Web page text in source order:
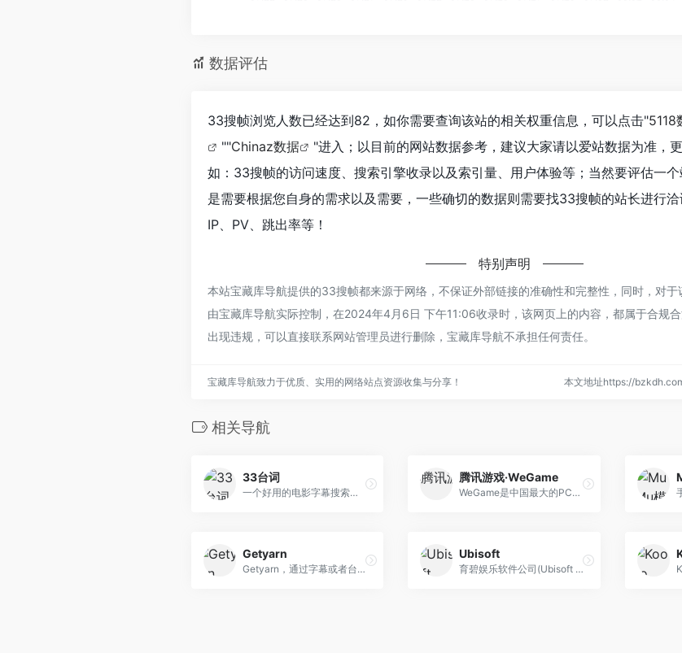
数据评估
33搜帧浏览人数已经达到82，如你需要查询该站的相关权重信息，可以点击"5118
""Chinaz数据
"进入；以目前的网站数据参考，建议大家请以爱站数据为准，
如：33搜帧的访问速度、搜索引擎收录以及索引量、用户体验等；当然要评估一
是需要根据您自身的需求以及需要，一些确切的数据则需要找33搜帧的站长进行
IP、PV、跳出率等！
特别声明
本站宝藏库导航提供的33搜帧都来源于网络，不保证外部链接的准确性和完整性，同时，对于
由宝藏库导航实际控制，在2024年4月6日 下午11:06收录时，该网页上的内容，都属于合规
出现违规，可以直接联系网站管理员进行删除，宝藏库导航不承担任何责任。
宝藏库导航致力于优质、实用的网络站点资源收集与分享！ 本文地址https://
相关导航
33台词
一个好用的电影字幕搜索引擎，轻松搜索台词出现的影片和时间点，支持中英文台词搜索，有上下文关联，是视频创作者的必备工具，是帮助英语学习的利器。
腾讯游戏·WeGame
WeGame是中国最大的PC游戏平台。我们致力于给玩家带来更多高品质游戏和更好游玩体验，为开发者和运营商提供全生命周期的游戏发行和运营服务。一起玩，才更好玩。
Getyarn
Getyarn，通过字幕或者台词，搜索引擎将会快速地帮找到对应的电影片段，一键定位，快速找到你想要的片段。此外，getyarn还提供电影剧情分析、影片关键词提取、字幕文本挖掘、台词文本挖掘、电影推荐、电影描述、电影评价等功能，更好地了解电影内容和信息。
Ubisoft
育碧娱乐软件公司(Ubisoft Entertainment)是一家跨国的游戏制作、发行和代销商。作为多媒体工业的佼佼者，其广泛的业务稳步扩展，在和各老牌游戏公司合作的基础上，也在不断推出独特的产品，加强自己在国际市场上的影响力。